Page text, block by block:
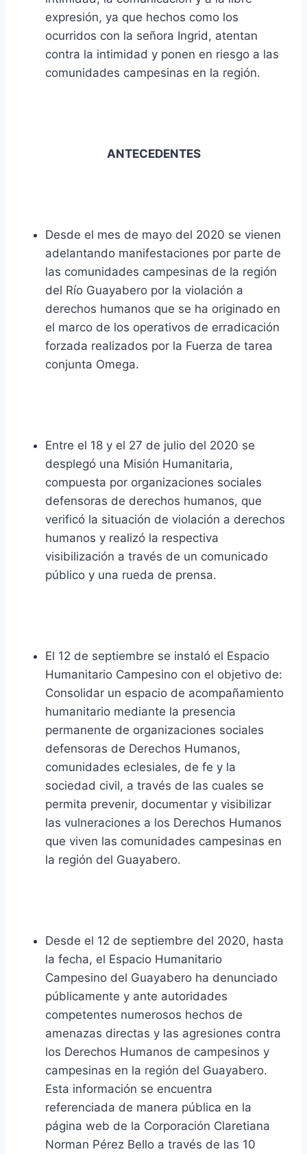
expresión, ya que hechos como los
ocurridos con la señora Ingrid, atentan
contra la intimidad y ponen en riesgo a las
comunidades campesinas en la región.
ANTECEDENTES
Desde el mes de mayo del 2020 se vienen
adelantando manifestaciones por parte de
las comunidades campesinas de la región
del Río Guayabero por la violación a
derechos humanos que se ha originado en
el marco de los operativos de erradicación
forzada realizados por la Fuerza de tarea
conjunta Omega.
Entre el 18 y el 27 de julio del 2020 se
desplegó una Misión Humanitaria,
compuesta por organizaciones sociales
defensoras de derechos humanos, que
verificó la situación de violación a derechos
humanos y realizó la respectiva
visibilización a través de un comunicado
público y una rueda de prensa.
El 12 de septiembre se instaló el Espacio
Humanitario Campesino con el objetivo de:
Consolidar un espacio de acompañamiento
humanitario mediante la presencia
permanente de organizaciones sociales
defensoras de Derechos Humanos,
comunidades eclesiales, de fe y la
sociedad civil, a través de las cuales se
permita prevenir, documentar y visibilizar
las vulneraciones a los Derechos Humanos
que viven las comunidades campesinas en
la región del Guayabero.
Desde el 12 de septiembre del 2020, hasta
la fecha, el Espacio Humanitario
Campesino del Guayabero ha denunciado
públicamente y ante autoridades
competentes numerosos hechos de
amenazas directas y las agresiones contra
los Derechos Humanos de campesinos y
campesinas en la región del Guayabero.
Esta información se encuentra
referenciada de manera pública en la
página web de la Corporación Claretiana
Norman Pérez Bello a través de las 10